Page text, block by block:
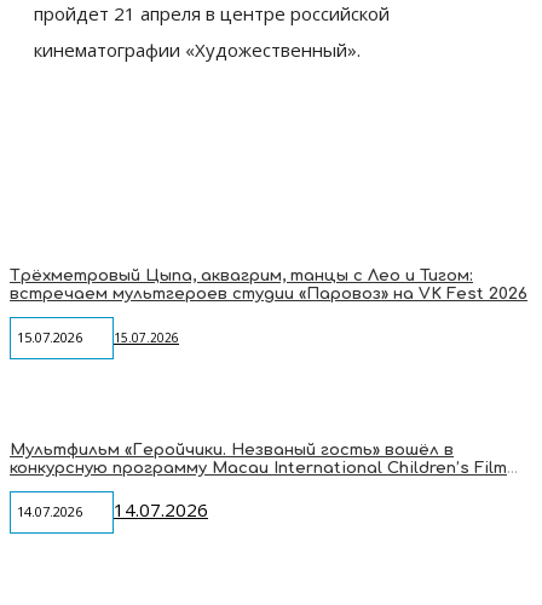
пройдет 21 апреля в центре российской
кинематографии «Художественный».
Трёхметровый Цыпа, аквагрим, танцы с Лео и Тигом:
встречаем мультгероев студии «Паровоз» на VK Fest 2026
15.07.2026 15.07.2026
Мультфильм «Геройчики. Незваный гость» вошёл в
конкурсную программу Macau International Children’s Film
14.07.2026 14.07.2026